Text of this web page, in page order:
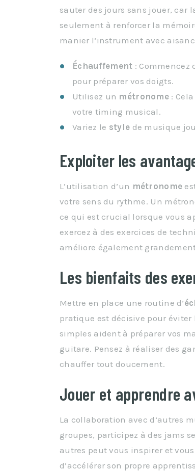
sauter des jours sans jouer, car
seulement à renforcer la
manier l’instrument avec
Échauffement : Commencez
pour préparer vos doigts.
Utilisez un métronome :
votre timing musical.
Variez le style de musique
Exploiter les
L’utilisation d’un métronome
votre sens du rythme. Un
ce qui est crucial lorsque vous
exercez à des exercices de
améliore également
Les bienfaits des
Mettre en place une routine d’
pratique est décisive pour éviter
simples aident à préparer vos
guitare. Pensez à réaliser des
chauffer tout doucement.
Jouer et apprendre
La collaboration avec d’autres
groupes, participez à des jams
autres peut vous inspirer et
d’accélérer son propre